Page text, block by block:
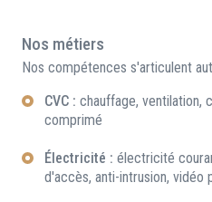
Nos métiers
Nos compétences s'articulent
CVC : chauffage, ventilation,
comprimé
Électricité : électricité
d'accès, anti-intrusion, vidéo